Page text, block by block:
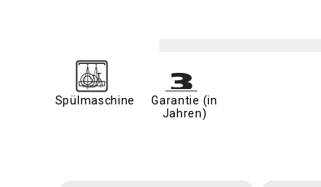
Spülmaschine
Garantie (in
Jahren)